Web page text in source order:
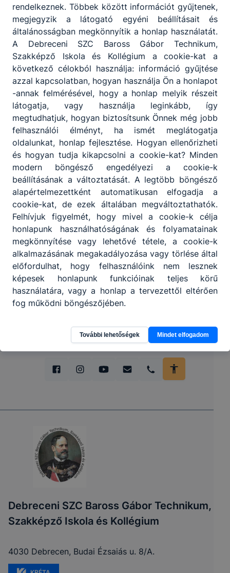
Megosztás
Partnereink
Debreceni SZC Baross Gábor Technikum,
Szakképző Iskola és Kollégium
4030 Debrecen, Budai Ézsaiás u. 8/A.
rendelkeznek. Többek között információt gyűjtenek,
megjegyzik a látogató egyéni beállításait és
általánosságban megkönnyítik a honlap használatát.
A Debreceni SZC Baross Gábor Technikum,
Szakképző Iskola és Kollégium a cookie-kat a
következő célokból használja: információ gyűjtése
azzal kapcsolatban, hogyan használja Ön a honlapot
-annak felmérésével, hogy a honlap melyik részeit
látogatja, vagy használja leginkább, így
megtudhatjuk, hogyan biztosítsunk Önnek még jobb
felhasználói élményt, ha ismét meglátogatja
oldalunkat, honlap fejlesztése. Hogyan ellenőrizheti
és hogyan tudja kikapcsolni a cookie-kat? Minden
modern böngésző engedélyezi a cookie-k
beállításának a változtatását. A legtöbb böngésző
alapértelmezettként automatikusan elfogadja a
cookie-kat, de ezek általában megváltoztathatók.
Felhívjuk figyelmét, hogy mivel a cookie-k célja
honlapunk használhatóságának és folyamatainak
megkönnyítése vagy lehetővé tétele, a cookie-k
alkalmazásának megakadályozása vagy törlése által
előfordulhat, hogy felhasználóink nem lesznek
képesek honlapunk funkcióinak teljes körű
használatára, vagy a honlap a tervezettől eltérően
fog működni böngészőjében.
További lehetőségek Mindet elfogadom